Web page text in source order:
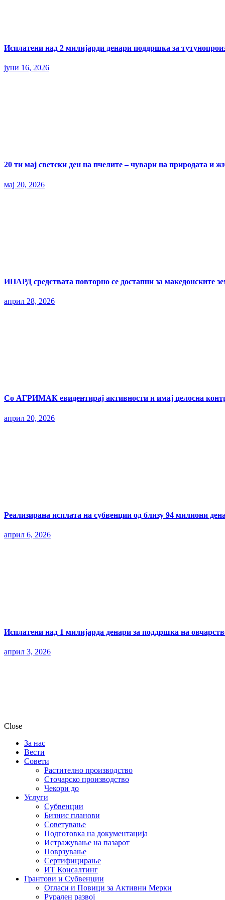
Исплатени над 2 милијарди денари поддршка за
јуни 16, 2026
20 ти мај светски ден на пчелите – чувари на природата и
мај 20, 2026
ИПАРД средствата повторно се достапни за македонските
април 28, 2026
Со АГРИМАК евидентирај активности и имај целосна
април 20, 2026
Реализирана исплата на субвенции од близу 94 милиони
април 6, 2026
Исплатени над 1 милијарда денари за поддршка на
април 3, 2026
Close
За нас
Вести
Совети
Растително производство
Сточарско производство
Чекори до
Услуги
Субвенции
Бизнис планови
Советување
Подготовка на документација
Истражување на пазарот
Поврзување
Сертифицирање
ИТ Консалтинг
Грантови и Субвенции
Огласи и Повици за Активни Мерки
Рурален развој